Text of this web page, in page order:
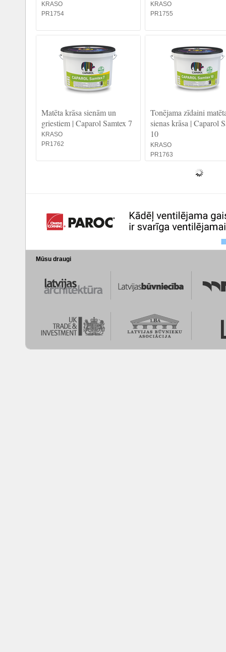
KRASO
PR1754
KRASO
PR1755
Matēta krāsa sienām un
griestiem | Caparol Samtex 7
KRASO
PR1762
Tonējama zīdaini
sienas krāsa | Caparol
10
KRASO
PR1763
Mūsu draugi